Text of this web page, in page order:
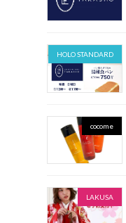
HOLO STANDARD
cocome
LAKUSA